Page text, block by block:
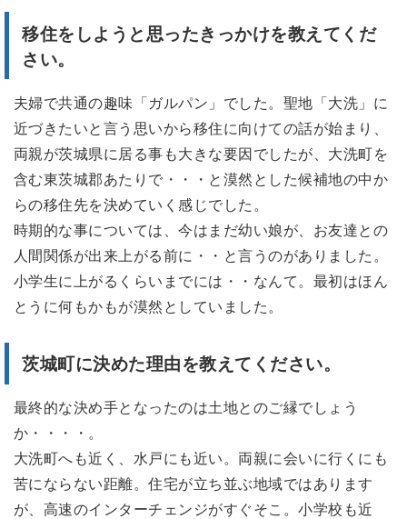
移住をしようと思ったきっかけを教えてくだ
さい。
夫婦で共通の趣味「ガルパン」でした。聖地「大洗」に
近づきたいと言う思いから移住に向けての話が始まり、
両親が茨城県に居る事も大きな要因でしたが、大洗町を
含む東茨城郡あたりで・・・と漠然とした候補地の中か
らの移住先を決めていく感じでした。
時期的な事については、今はまだ幼い娘が、お友達との
人間関係が出来上がる前に・・と言うのがありました。
小学生に上がるくらいまでには・・なんて。最初はほん
とうに何もかもが漠然としていました。
茨城町に決めた理由を教えてください。
最終的な決め手となったのは土地とのご縁でしょう
か・・・・。
大洗町へも近く、水戸にも近い。両親に会いに行くにも
苦にならない距離。住宅が立ち並ぶ地域ではあります
が、高速のインターチェンジがすぐそこ。小学校も近